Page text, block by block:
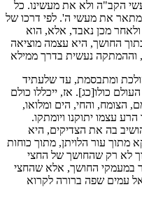
הקב"ה ולא את מעשינו. כל
את מעשי ה'. לפי דרכו של
מכן נאבד, אלא, הוא
החושך, היא עצמה מוציאה
ומתבסמת, עד שלעתיד
כולו[כג]. אז, ייכללו כולם
הצומח, והחי, הים ומלואו,
עצמו יתוקנו ויומתקו.
בה את הצדיקים, היא
מתוך עור הלויתן, מתוך כוחות
לא רק שהחושך של החצי
במעמקי החושך, אלא שהחצי
עמים שפה ברורה לקרוא